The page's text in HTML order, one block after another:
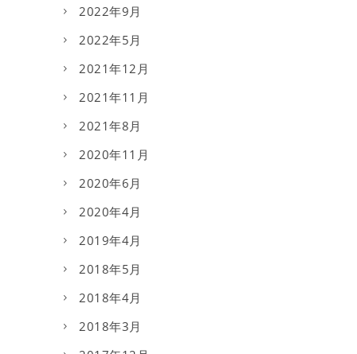
2022年9月
2022年5月
2021年12月
2021年11月
2021年8月
2020年11月
2020年6月
2020年4月
2019年4月
2018年5月
2018年4月
2018年3月